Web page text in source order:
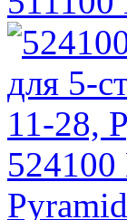
524100
Pyramid